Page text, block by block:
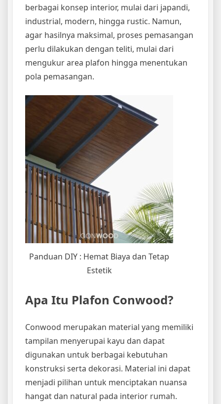
berbagai konsep interior, mulai dari japandi,
industrial, modern, hingga rustic. Namun,
agar hasilnya maksimal, proses pemasangan
perlu dilakukan dengan teliti, mulai dari
mengukur area plafon hingga menentukan
pola pemasangan.
Panduan DIY : Hemat Biaya dan Tetap
Estetik
Apa Itu Plafon Conwood?
Conwood merupakan material yang memiliki
tampilan menyerupai kayu dan dapat
digunakan untuk berbagai kebutuhan
konstruksi serta dekorasi. Material ini dapat
menjadi pilihan untuk menciptakan nuansa
hangat dan natural pada interior rumah.